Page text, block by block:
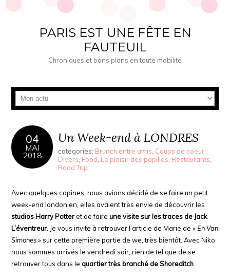
PARIS EST UNE FÊTE EN
FAUTEUIL
Chroniques et bons plans en toute mobilité
04
MAI
2018
Un Week-end à LONDRES
categories: Brunch entre amis Coups de coeur
Divers Food Le plaisir des papilles Restaurants
Road Trip
Avec quelques copines, nous avions décidé de se faire un petit
week-end londonien, elles avaient très envie de découvrir les
studios Harry Potter et de faireune visite sur les traces de Jack
L’éventreur . Je vous invite à retrouver l’article de Marie de « En Van
Simones» sur cette première partie de we, très bientôt. Avec Niko
nous sommes arrivés le vendredi soir, rien de tel que de se
retrouver tous dans le quartier très branché de Shoreditch